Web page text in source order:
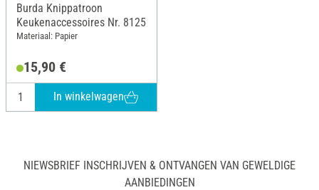
Burda Knippatroon
Keukenaccessoires Nr. 8125
Materiaal: Papier
15,90 €
In winkelwagen
NIEWSBRIEF INSCHRIJVEN & ONTVANGEN VAN GEWELDIGE
AANBIEDINGEN